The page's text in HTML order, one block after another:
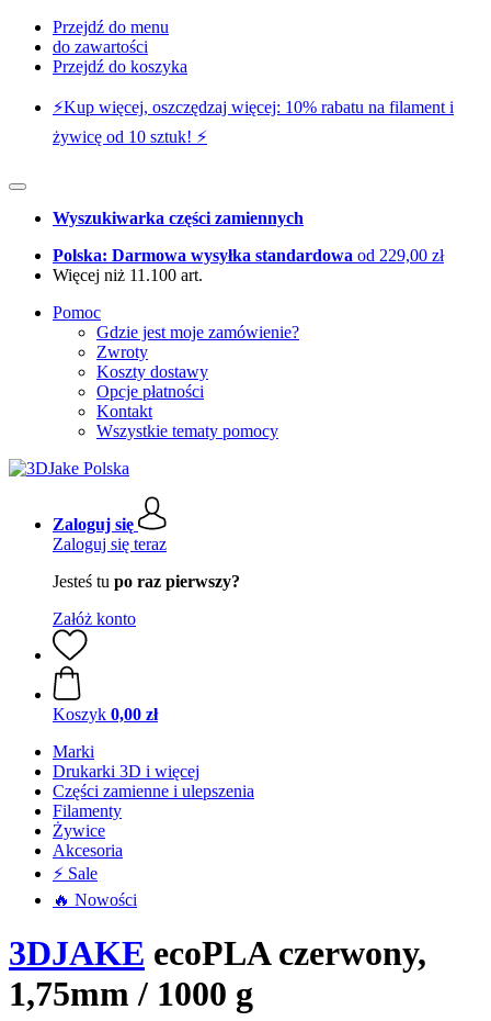
Przejdź do menu
do zawartości
Przejdź do koszyka
⚡️Kup więcej, oszczędzaj więcej: 10% rabatu na filament i
żywicę od 10 sztuk! ⚡️
Wyszukiwarka części zamiennych
Polska: Darmowa wysyłka standardowa od 229,00 zł
Więcej niż 11.100 art.
Pomoc
Gdzie jest moje zamówienie?
Zwroty
Koszty dostawy
Opcje płatności
Kontakt
Wszystkie tematy pomocy
Zaloguj się
Zaloguj się teraz
Jesteś tu po raz pierwszy?
Załóż konto
Koszyk 0,00 zł
Marki
Drukarki 3D i więcej
Części zamienne i ulepszenia
Filamenty
Żywice
Akcesoria
⚡ Sale
🔥 Nowości
3DJAKE ecoPLA czerwony,
1,75mm / 1000 g